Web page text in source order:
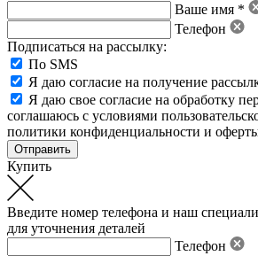
Ваше имя *
Телефон
Подписаться на рассылку:
По SMS
Я даю согласие на получение
Я даю свое согласие на обработку
соглашаюсь с условиями
политики конфиденциальности и
Купить
Введите номер телефона и наш
для уточнения деталей
Телефон